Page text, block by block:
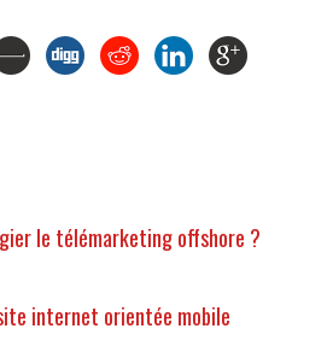
le télémarketing offshore ?
internet orientée mobile